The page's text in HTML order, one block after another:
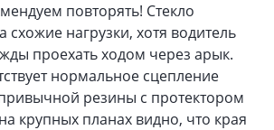
повторять! Стекло
схожие нагрузки, хотя водитель
проехать ходом через арык.
нормальное сцепление
резины с протектором
крупных планах видно, что края